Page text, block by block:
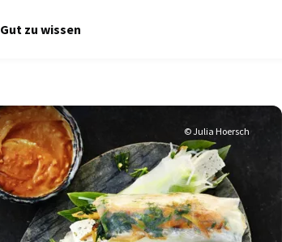
Gut zu wissen
© Julia Hoersch